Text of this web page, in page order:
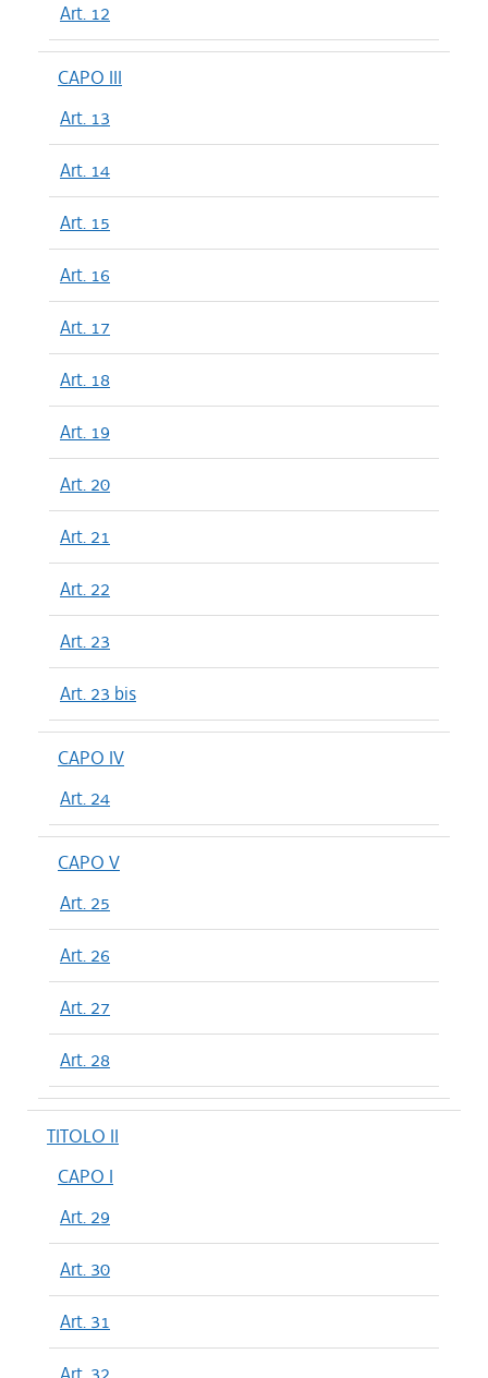
Art. 12
CAPO III
Art. 13
Art. 14
Art. 15
Art. 16
Art. 17
Art. 18
Art. 19
Art. 20
Art. 21
Art. 22
Art. 23
Art. 23 bis
CAPO IV
Art. 24
CAPO V
Art. 25
Art. 26
Art. 27
Art. 28
TITOLO II
CAPO I
Art. 29
Art. 30
Art. 31